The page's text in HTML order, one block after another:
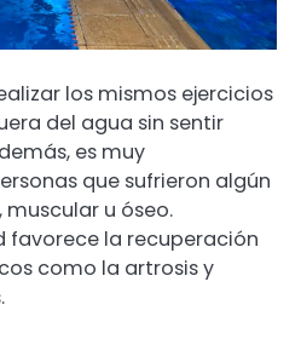
los mismos ejercicios
del agua sin sentir
es muy
que sufrieron algún
u óseo.
favorece la recuperación
como la artrosis y